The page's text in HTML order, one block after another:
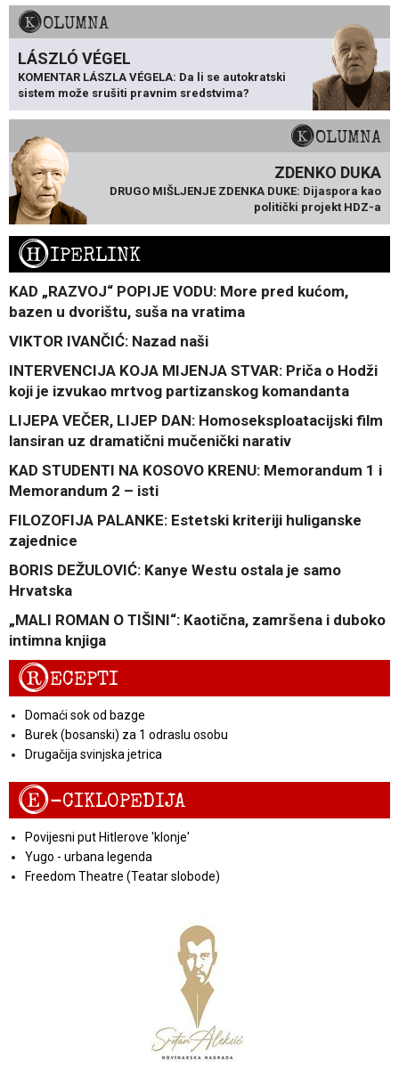
KOLUMNA
LÁSZLÓ VÉGEL
KOMENTAR LÁSZLA VÉGELA: Da li se autokratski
sistem može srušiti pravnim sredstvima?
KOLUMNA
ZDENKO DUKA
DRUGO MIŠLJENJE ZDENKA DUKE: Dijaspora kao
politički projekt HDZ-a
HIPERLINK
KAD „RAZVOJ“ POPIJE VODU: More pred kućom,
bazen u dvorištu, suša na vratima
VIKTOR IVANČIĆ: Nazad naši
INTERVENCIJA KOJA MIJENJA STVAR: Priča o Hodži
koji je izvukao mrtvog partizanskog komandanta
LIJEPA VEČER, LIJEP DAN: Homoseksploatacijski film
lansiran uz dramatični mučenički narativ
KAD STUDENTI NA KOSOVO KRENU: Memorandum 1 i
Memorandum 2 – isti
FILOZOFIJA PALANKE: Estetski kriteriji huliganske
zajednice
BORIS DEŽULOVIĆ: Kanye Westu ostala je samo
Hrvatska
„MALI ROMAN O TIŠINI“: Kaotična, zamršena i duboko
intimna knjiga
RECEPTI
Domaći sok od bazge
Burek (bosanski) za 1 odraslu osobu
Drugačija svinjska jetrica
E-CIKLOPEDIJA
Povijesni put Hitlerove 'klonje'
Yugo - urbana legenda
Freedom Theatre (Teatar slobode)